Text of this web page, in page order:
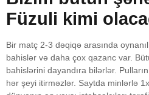
Füzuli kimi
Bir matç 2-3 dəqiqə arasında
bahislər və daha çox qazanc var.
bahislərini dayandıra bilərlər.
hər şeyi itirməzlər. Saytda minlərlə